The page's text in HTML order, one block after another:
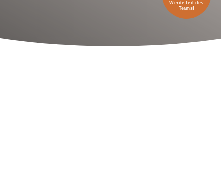
Werde Teil des
Teams!